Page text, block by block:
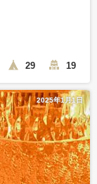
29 19
2025年1月1日